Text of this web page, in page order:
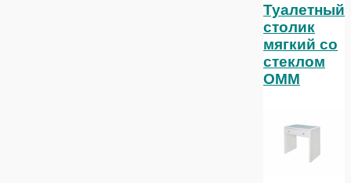
Туалетный
столик
мягкий со
стеклом
ОММ